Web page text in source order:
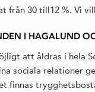
från 30 till12 %. Vi
I HAGALUND
att åldras i hela
sociala relationer
finnas